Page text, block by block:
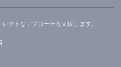
クトなアプローチを支援します。